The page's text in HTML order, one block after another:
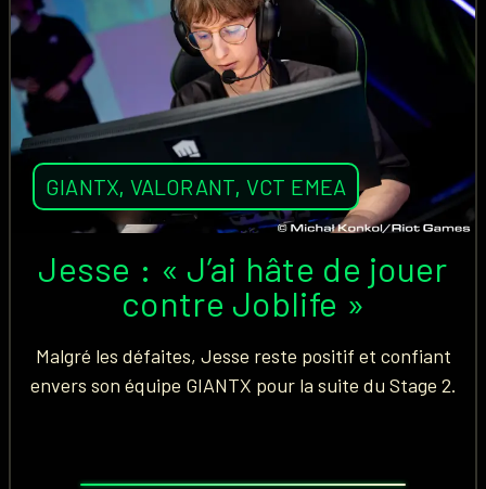
GIANTX, VALORANT, VCT EMEA
Jesse : « J’ai hâte de jouer
contre Joblife »
Malgré les défaites, Jesse reste positif et confiant
envers son équipe GIANTX pour la suite du Stage 2.